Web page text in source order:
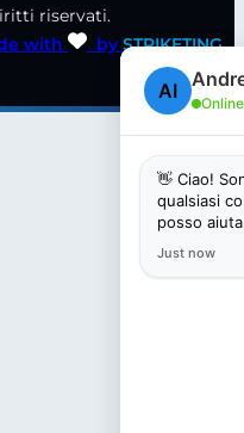
riservati.
with
by STRIKETING